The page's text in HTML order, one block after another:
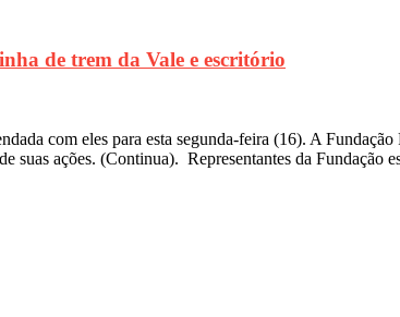
de trem da Vale e escritório
com eles para esta segunda-feira (16). A Fundação
suas ações. (Continua). Representantes da Fundação